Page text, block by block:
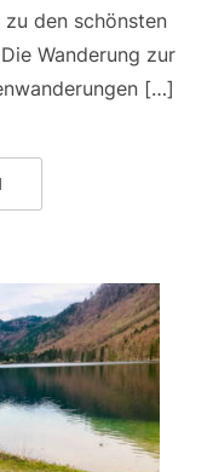
den schönsten
Wanderung zur
[…]